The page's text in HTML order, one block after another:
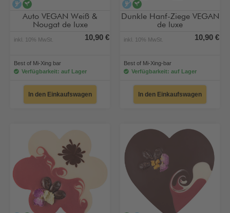
alkoholfrei
Auto VEGAN Weiß &
Nougat de luxe
inkl. 10% MwSt. 10,90 €
Best of Mi-Xing bar
Verfügbarkeit: auf Lager
In den Einkaufswagen
alkoholfrei
Dunkle Hanf-Ziege VEGAN
de luxe
inkl. 10% MwSt. 10,90 €
Best of Mi-Xing-bar
Verfügbarkeit: auf Lager
In den Einkaufswagen